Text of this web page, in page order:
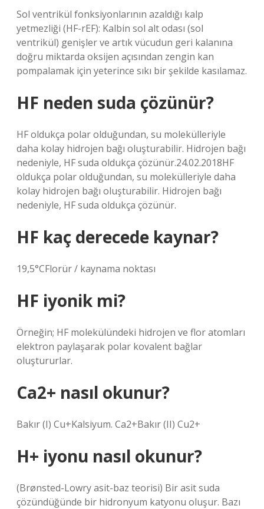
Sol ventrikül fonksiyonlarının azaldığı kalp
yetmezliği (HF-rEF): Kalbin sol alt odası (sol
ventrikül) genişler ve artık vücudun geri kalanına
doğru miktarda oksijen açısından zengin kan
pompalamak için yeterince sıkı bir şekilde kasılamaz.
HF neden suda çözünür?
HF oldukça polar olduğundan, su molekülleriyle
daha kolay hidrojen bağı oluşturabilir. Hidrojen bağı
nedeniyle, HF suda oldukça çözünür.24.02.2018HF
oldukça polar olduğundan, su molekülleriyle daha
kolay hidrojen bağı oluşturabilir. Hidrojen bağı
nedeniyle, HF suda oldukça çözünür.
HF kaç derecede kaynar?
19,5°CFlorür / kaynama noktası
HF iyonik mi?
Örneğin; HF molekülündeki hidrojen ve flor atomları
elektron paylaşarak polar kovalent bağlar
oluştururlar.
Ca2+ nasıl okunur?
Bakır (I) Cu+Kalsiyum. Ca2+Bakır (II) Cu2+
H+ iyonu nasıl okunur?
(Brønsted-Lowry asit-baz teorisi) Bir asit suda
çözündüğünde bir hidronyum katyonu oluşur. Bazı